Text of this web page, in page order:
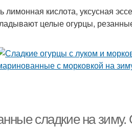
лимонная кислота, уксусная
целые огурцы,
сладкие на